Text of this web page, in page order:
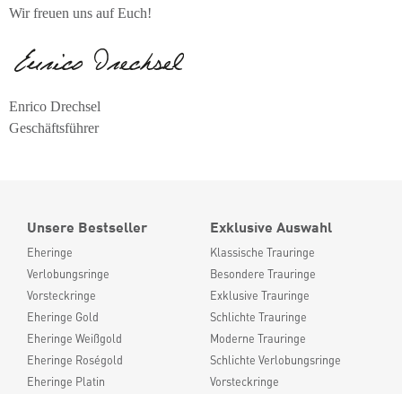
Wir freuen uns auf Euch!
Enrico Drechsel
Geschäftsführer
Unsere Bestseller
Eheringe
Verlobungsringe
Vorsteckringe
Eheringe Gold
Eheringe Weißgold
Eheringe Roségold
Eheringe Platin
Exklusive Auswahl
Klassische Trauringe
Besondere Trauringe
Exklusive Trauringe
Schlichte Trauringe
Moderne Trauringe
Schlichte Verlobungsringe
Vorsteckringe